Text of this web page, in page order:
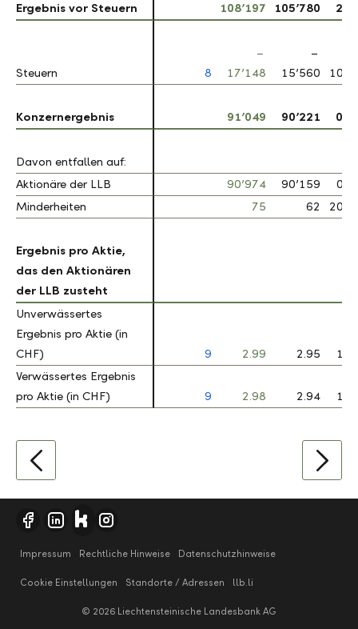
Ergebnis vor Steuern 108’197 105’780 2.3
Steuern 8
–
17’148
–
15’560
10.2
Konzernergebnis 91’049 90’221 0.9
Davon entfallen auf:
Aktionäre der LLB
90’974 90’159
0.9
Minderheiten
75 62 20.8
Ergebnis pro Aktie,
das den Aktionären
der LLB zusteht
Unverwässertes
Ergebnis pro Aktie (in
CHF)
9 2.99 2.95
1.5
Verwässertes Ergebnis
pro Aktie (in CHF)
9 2.98 2.94 1.5
Ergebnis vor Steuern
Steuern
Konzernergebnis
Davon entfallen auf:
Aktionäre der LLB
Minderheiten
Ergebnis pro Aktie,
das den Aktionären
der LLB zusteht
Unverwässertes
Ergebnis pro Aktie (in
CHF)
Verwässertes Ergebnis
pro Aktie (in CHF)
Impressum Rechtliche Hinweise Datenschutzhinweise
Cookie Einstellungen Standorte / Adressen llb.li
© 2026 Liechtensteinische Landesbank AG